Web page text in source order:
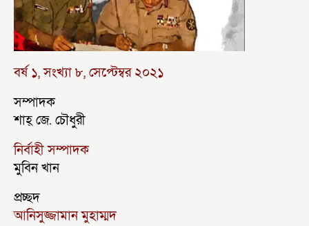
বর্ষ ১, সংখ্যা ৮, সেপ্টেম্বর ২০২১
সম্পাদক
শাহ্ জে. চৌধুরী
নির্বাহী সম্পাদক
মুবিন খান
প্রচ্ছদ
আনিসুজ্জামান মুহাম্মদ